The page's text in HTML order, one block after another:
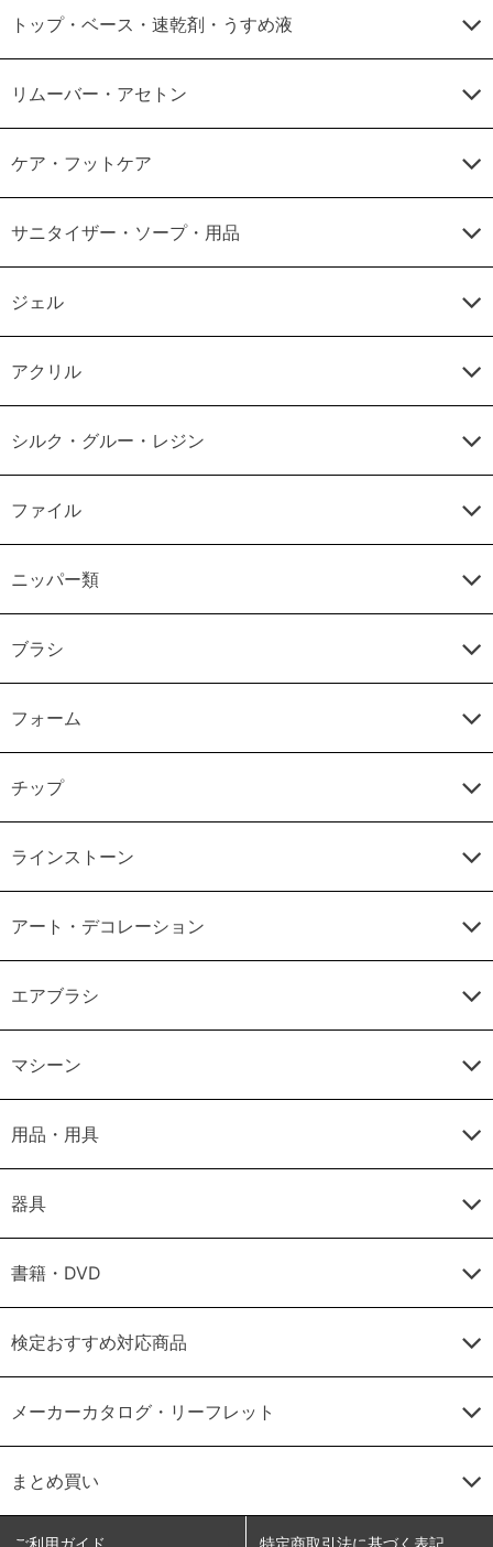
トップ・ベース・速乾剤・うすめ液
リムーバー・アセトン
ケア・フットケア
サニタイザー・ソープ・用品
ジェル
アクリル
シルク・グルー・レジン
ファイル
ニッパー類
ブラシ
フォーム
チップ
ラインストーン
アート・デコレーション
エアブラシ
マシーン
用品・用具
器具
書籍・DVD
検定おすすめ対応商品
メーカーカタログ・リーフレット
まとめ買い